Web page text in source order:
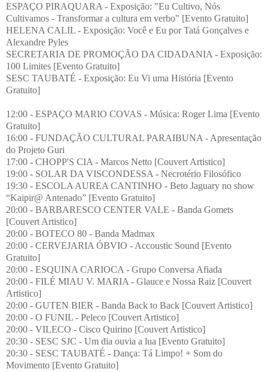
ESPAÇO PIRAQUARA - Exposição: "Eu Cultivo, Nós
Cultivamos - Transformar a cultura em verbo" [Evento Gratuito]
HELENA CALIL - Exposição: Você e Eu por Tatá Gonçalves e
Alexandre Pyles
SECRETARIA DE PROMOÇÃO DA CIDADANIA - Exposição:
100 Limites [Evento Gratuito]
SESC TAUBATÉ - Exposição: Eu Vi uma História [Evento
Gratuito]
12:00 - ESPAÇO MARIO COVAS - Música: Roger Lima [Evento
Gratuito]
16:00 - FUNDAÇÃO CULTURAL PARAIBUNA - Apresentação
do Projeto Guri
17:00 - CHOPP'S CIA - Marcos Netto [Couvert Artistico]
19:00 - SOLAR DA VISCONDESSA - Necrotério Filosófico
19:30 - ESCOLA AUREA CANTINHO - Beto Jaguary no show
“Kaipir@ Antenado” [Evento Gratuito]
20:00 - BARBARESCO CENTER VALE - Banda Gomets
[Couvert Artistico]
20:00 - BOTECO 80 - Banda Madmax
20:00 - CERVEJARIA ÓBVIO - Accoustic Sound [Evento
Gratuito]
20:00 - ESQUINA CARIOCA - Grupo Conversa Afiada
20:00 - FILÉ MIAU V. MARIA - Glauce e Nossa Raiz [Couvert
Artistico]
20:00 - GUTEN BIER - Banda Back to Back [Couvert Artistico]
20:00 - O FUNIL - Peleco [Couvert Artistico]
20:00 - VILECO - Cisco Quirino [Couvert Artistico]
20:30 - SESC SJC - Um dia ouvia a lua [Evento Gratuito]
20:30 - SESC TAUBATÉ - Dança: Tá Limpo! + Som do
Movimento [Evento Gratuito]